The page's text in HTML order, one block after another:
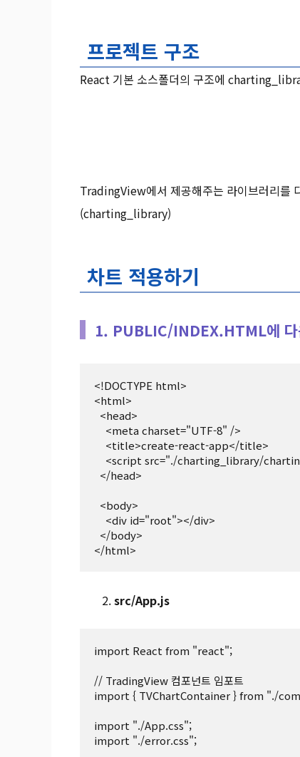
프로젝트 구조
React 기본 소스폴더의 구조에
TradingView에서 제공해주는 라이브러리를
(charting_library)
차트 적용하기
1. PUBLIC/INDEX.HTML에 다
<!DOCTYPE html>
<html>
</html>
src/App.js
import React from "react";
// TradingView 컴포넌트 임포트
import { TVChartContainer } from "./
import "./App.css";
import "./error.css";